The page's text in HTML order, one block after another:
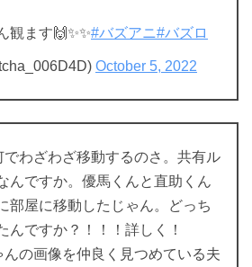
観ます🙌✨✨#バズアニ#バズロ
October 5, 2022
わざわざ移動するのさ。共有ル
んですか。優馬くんと直助くん
部屋に移動したじゃん。どっち
んですか？！！！詳しく！
の画像を仲良く見つめている夫